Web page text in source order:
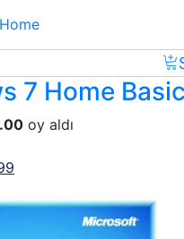
7 Home
oy aldı